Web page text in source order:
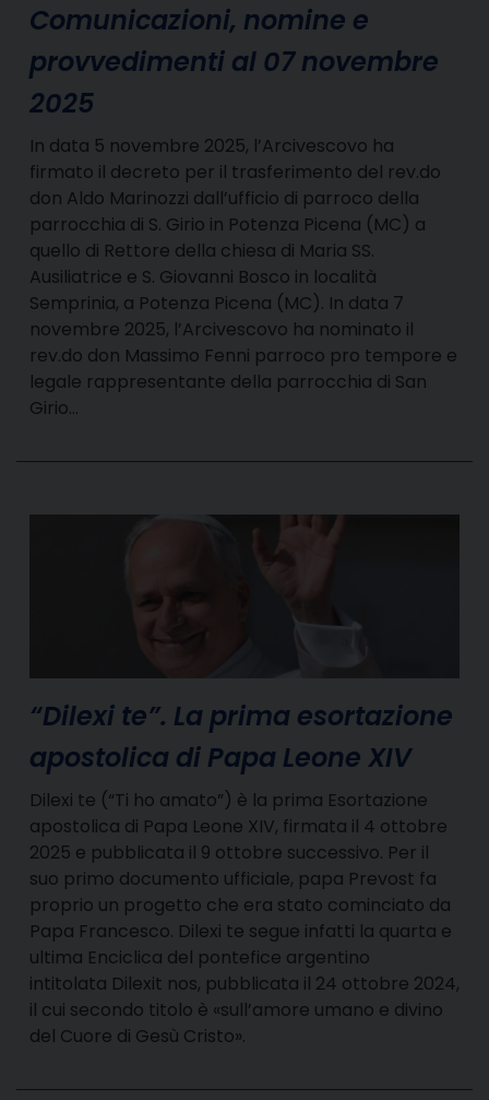
Comunicazioni, nomine e
provvedimenti al 07 novembre
2025
In data 5 novembre 2025, l’Arcivescovo ha
firmato il decreto per il trasferimento del rev.do
don Aldo Marinozzi dall’ufficio di parroco della
parrocchia di S. Girio in Potenza Picena (MC) a
quello di Rettore della chiesa di Maria SS.
Ausiliatrice e S. Giovanni Bosco in località
Semprinia, a Potenza Picena (MC). In data 7
novembre 2025, l’Arcivescovo ha nominato il
rev.do don Massimo Fenni parroco pro tempore e
legale rappresentante della parrocchia di San
Girio…
“Dilexi te”. La prima esortazione
apostolica di Papa Leone XIV
Dilexi te (“Ti ho amato”) è la prima Esortazione
apostolica di Papa Leone XIV, firmata il 4 ottobre
2025 e pubblicata il 9 ottobre successivo. Per il
suo primo documento ufficiale, papa Prevost fa
proprio un progetto che era stato cominciato da
Papa Francesco. Dilexi te segue infatti la quarta e
ultima Enciclica del pontefice argentino
intitolata Dilexit nos, pubblicata il 24 ottobre 2024,
il cui secondo titolo è «sull’amore umano e divino
del Cuore di Gesù Cristo».